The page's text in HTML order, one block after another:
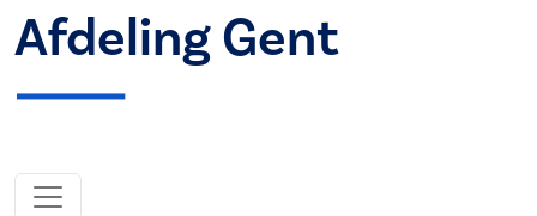
Afdeling Gent